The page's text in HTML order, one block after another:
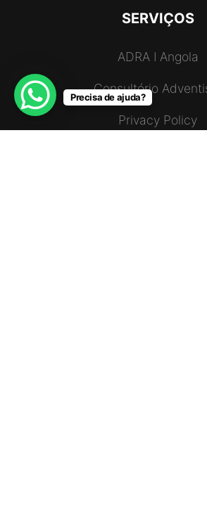
SERVIÇOS
ADRA I Angola
Consultório
Privacy Policy
Precisa de ajuda?